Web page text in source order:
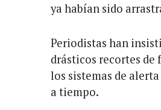
ya habían sido
Periodistas han
drásticos recortes
los sistemas de
a tiempo.